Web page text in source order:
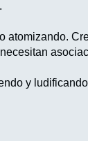
atomizando.
y